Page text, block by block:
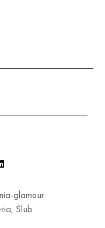
glamour
, Ślub